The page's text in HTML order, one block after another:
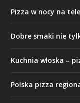
Pizza w nocy na
Dobre smaki nie
Kuchnia włoska –
Polska pizza